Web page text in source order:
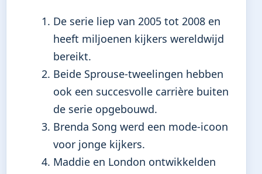
De serie liep van 2005 tot 2008 en
heeft miljoenen kijkers wereldwijd
bereikt.
Beide Sprouse-tweelingen hebben
ook een succesvolle carrière buiten
de serie opgebouwd.
Brenda Song werd een mode-icoon
voor jonge kijkers.
Maddie en London ontwikkelden